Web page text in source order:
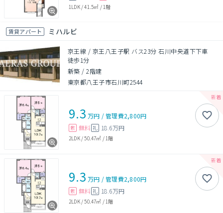
1LDK/41.5㎡ / 1階
賃貸アパート ミハルビ
京王線 / 京王八王子駅 バス23分 石川中央道下下車
徒歩1分
新築 /2階建
東京都八王子市石川町2544
9.3 万円 /管理費2,800円
敷 無料 礼 18.6万円
2LDK/50.47㎡ / 1階
9.3 万円 /管理費2,800円
敷 無料 礼 18.6万円
2LDK/50.47㎡ / 1階